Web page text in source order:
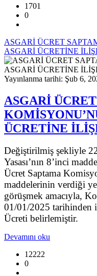
1701
0
ASGARİ ÜCRET
ASGARİ ÜCRETİNE
Yayınlanma tarihi: Şub 6,
ASGARİ
ÜCRETİNE
Değiştirilmiş şekliyle
Yasası’nın 8’inci
Ücret Saptama
maddelerinin verdiği
görüşmek amacıyla,
01/01/2025 tarihinden
Ücreti belirlemiştir.
Devamını oku
12222
0